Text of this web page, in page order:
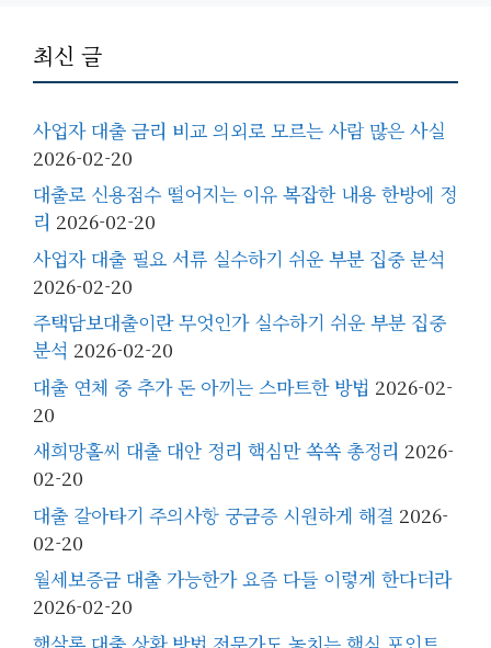
최신 글
사업자 대출 금리 비교 의외로 모르는 사람 많은 사실
2026-02-20
대출로 신용점수 떨어지는 이유 복잡한 내용 한방에 정
리 2026-02-20
사업자 대출 필요 서류 실수하기 쉬운 부분 집중 분석
2026-02-20
주택담보대출이란 무엇인가 실수하기 쉬운 부분 집중
분석 2026-02-20
대출 연체 중 추가 돈 아끼는 스마트한 방법 2026-02-
20
새희망홀씨 대출 대안 정리 핵심만 쏙쏙 총정리 2026-
02-20
대출 갈아타기 주의사항 궁금증 시원하게 해결 2026-
02-20
월세보증금 대출 가능한가 요즘 다들 이렇게 한다더라
2026-02-20
햇살론 대출 상환 방법 전문가도 놓치는 핵심 포인트